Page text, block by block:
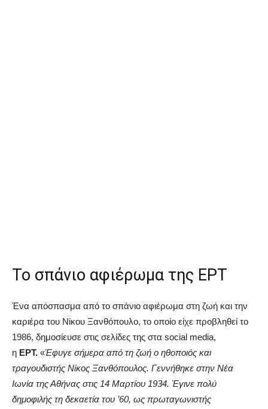
Το σπάνιο αφιέρωμα της ΕΡΤ
Ένα απόσπασμα από το σπάνιο αφιέρωμα στη ζωή και την
καριέρα του Νίκου Ξανθόπουλο, το οποίο είχε προβληθεί το
1986, δημοσίευσε στις σελίδες της στα social media,
η ΕΡΤ. «Έφυγε σήμερα από τη ζωή ο ηθοποιός και
τραγουδιστής Νίκος Ξανθόπουλος. Γεννήθηκε στην Νέα
Ιωνία της Αθήνας στις 14 Μαρτίου 1934. Έγινε πολύ
δημοφιλής τη δεκαετία του ’60, ως πρωταγωνιστής